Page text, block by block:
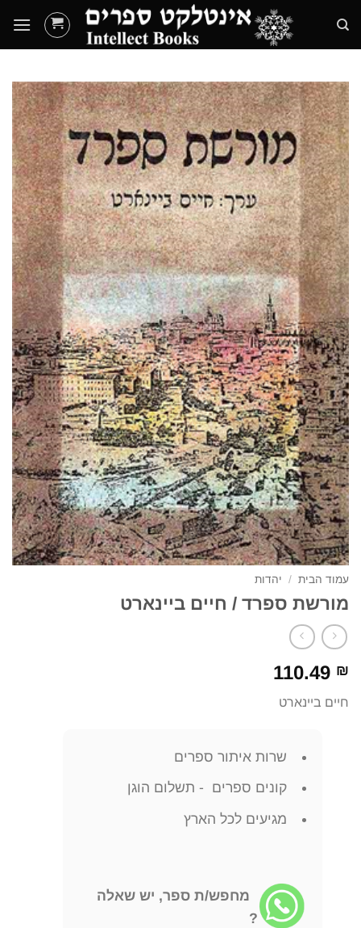
content
עמוד הבית / יהדות
מורשת ספרד / חיים ביינארט
110.49 ₪
חיים ביינארט
שרות איתור ספרים
קונים ספרים - תשלום הוגן
מגיעים לכל הארץ
מחפש/ת ספר, יש שאלה
?